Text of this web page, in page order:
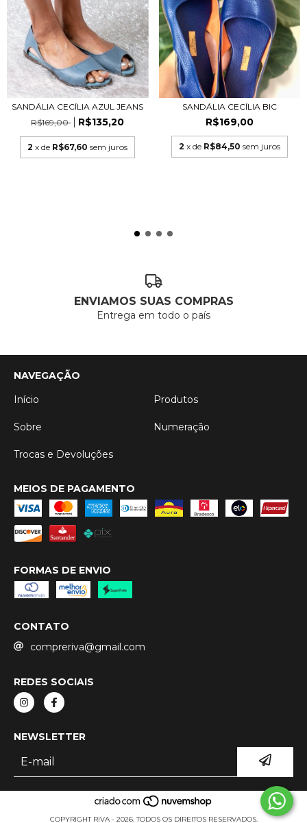
SANDÁLIA CECÍLIA AZUL JEANS
R$169,00
R$135,20
2 x de R$67,60 sem juros
SANDÁLIA CECÍLIA BIC
R$169,00
2 x de R$84,50 sem juros
ENVIAMOS SUAS COMPRAS
Entrega em todo o país
NAVEGAÇÃO
Início
Produtos
Sobre Numeração
Trocas e Devoluções
MEIOS DE PAGAMENTO
FORMAS DE ENVIO
CONTATO
compreriva@gmail.com
REDES SOCIAIS
NEWSLETTER
COPYRIGHT RIVA - 2026. TODOS OS DIREITOS RESERVADOS.